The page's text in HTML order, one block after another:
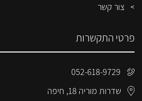
צור קשר
פרטי התקשרות
052-618-9729
שדרות מוריה 18, חיפה